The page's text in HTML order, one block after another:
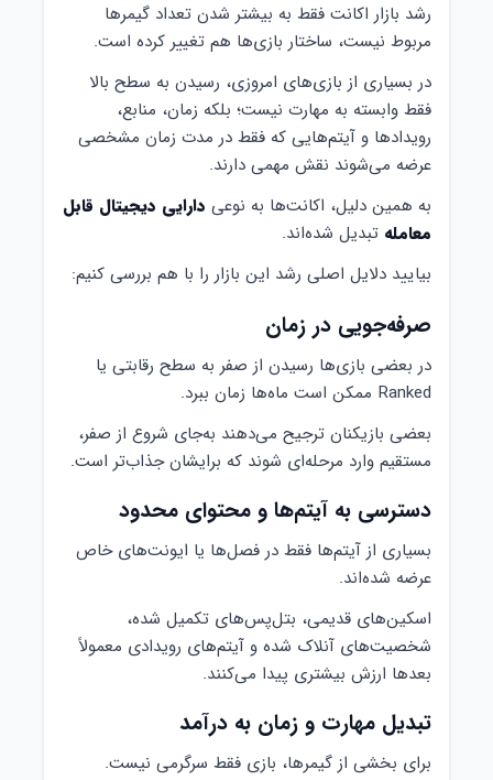
رشد بازار اکانت فقط به بیشتر شدن تعداد گیمرها
مربوط نیست، ساختار بازی‌ها هم تغییر کرده است.
در بسیاری از بازی‌های امروزی، رسیدن به سطح بالا
فقط وابسته به مهارت نیست؛ بلکه زمان، منابع،
رویدادها و آیتم‌هایی که فقط در مدت زمان مشخصی
عرضه می‌شوند نقش مهمی دارند.
به همین دلیل، اکانت‌ها به نوعی دارایی دیجیتال قابل
معامله تبدیل شده‌اند.
بیایید دلایل اصلی رشد این بازار را با هم بررسی کنیم:
صرفه‌جویی در زمان
در بعضی بازی‌ها رسیدن از صفر به سطح رقابتی یا
Ranked ممکن است ماه‌ها زمان ببرد.
بعضی بازیکنان ترجیح می‌دهند به‌جای شروع از صفر،
مستقیم وارد مرحله‌ای شوند که برایشان جذاب‌تر است.
دسترسی به آیتم‌ها و محتوای محدود
بسیاری از آیتم‌ها فقط در فصل‌ها یا ایونت‌های خاص
عرضه شده‌اند.
اسکین‌های قدیمی، بتل‌پس‌های تکمیل شده،
شخصیت‌های آنلاک شده و آیتم‌های رویدادی معمولاً
بعدها ارزش بیشتری پیدا می‌کنند.
تبدیل مهارت و زمان به درآمد
برای بخشی از گیمرها، بازی فقط سرگرمی نیست.